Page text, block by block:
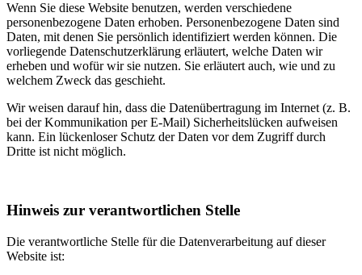
Wenn Sie diese Website benutzen, werden verschiedene
personenbezogene Daten erhoben. Personenbezogene Daten sind
Daten, mit denen Sie persönlich identifiziert werden können. Die
vorliegende Datenschutzerklärung erläutert, welche Daten wir
erheben und wofür wir sie nutzen. Sie erläutert auch, wie und zu
welchem Zweck das geschieht.
Wir weisen darauf hin, dass die Datenübertragung im Internet (z. B.
bei der Kommunikation per E-Mail) Sicherheitslücken aufweisen
kann. Ein lückenloser Schutz der Daten vor dem Zugriff durch
Dritte ist nicht möglich.
Hinweis zur verantwortlichen Stelle
Die verantwortliche Stelle für die Datenverarbeitung auf dieser
Website ist: